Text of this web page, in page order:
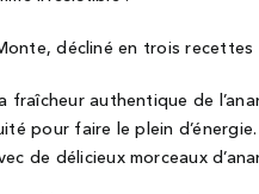
décliné en trois recettes
fraîcheur authentique de
pour faire le plein d’énergie.
de délicieux morceaux